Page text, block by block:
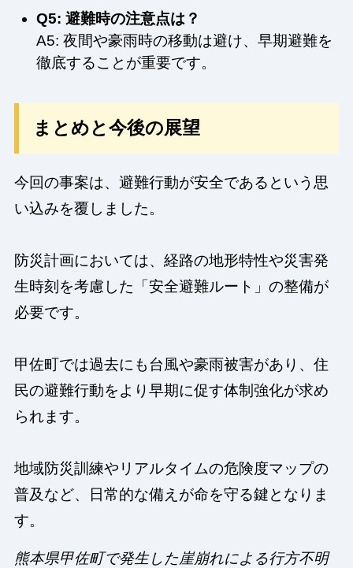
Q5: 避難時の注意点は？
A5: 夜間や豪雨時の移動は避け、早期避難を
徹底することが重要です。
まとめと今後の展望
今回の事案は、避難行動が安全であるという思
い込みを覆しました。
防災計画においては、経路の地形特性や災害発
生時刻を考慮した「安全避難ルート」の整備が
必要です。
甲佐町では過去にも台風や豪雨被害があり、住
民の避難行動をより早期に促す体制強化が求め
られます。
地域防災訓練やリアルタイムの危険度マップの
普及など、日常的な備えが命を守る鍵となりま
す。
熊本県甲佐町で発生した崖崩れによる行方不明